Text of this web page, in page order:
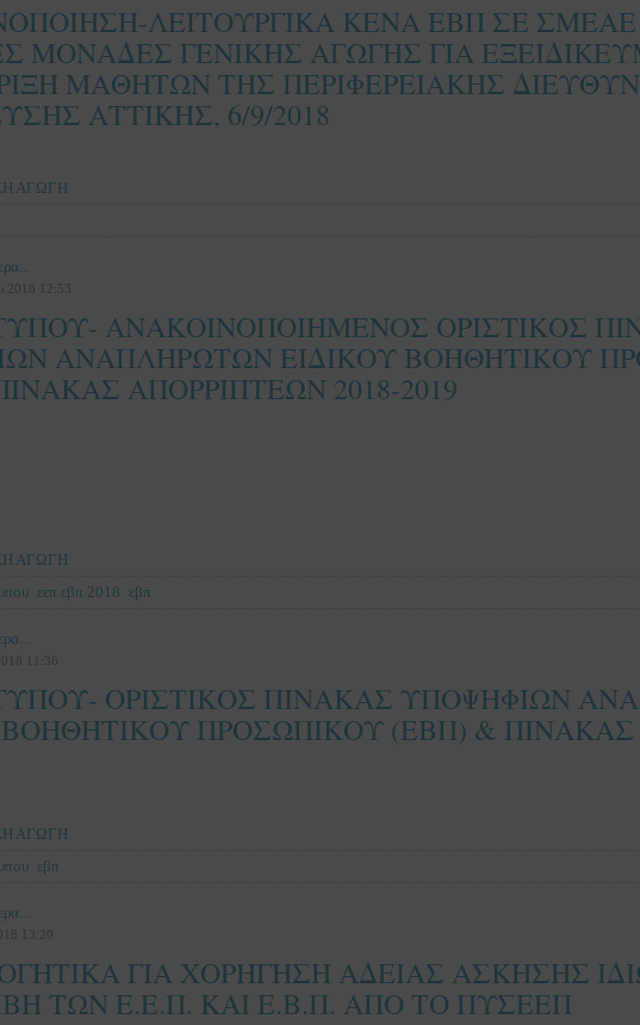
ΛΕΙΤΟΥΡΓΙΚΑ ΚΕΝΑ ΕΒΠ ΣΕ ΣΜΕΑΕ
ΜΟΝΑΔΕΣ ΓΕΝΙΚΗΣ ΑΓΩΓΗΣ ΓΙΑ
ΜΑΘΗΤΩΝ ΤΗΣ ΠΕΡΙΦΕΡΕΙΑΚΗΣ
ΑΤΤΙΚΗΣ, 6/9/2018
ΑΓΩΓΗ
2018 12:53
ΑΝΑΚΟΙΝΟΠΟΙΗΜΕΝΟΣ ΟΡΙΣΤΙΚΟΣ
ΑΝΑΠΛΗΡΩΤΩΝ ΕΙΔΙΚΟΥ ΒΟΗΘΗΤΙΚΟΥ
ΑΠΟΡΡΙΠΤΕΩΝ 2018-2019
ΑΓΩΓΗ
εεπ εβπ 2018 εβπ
11:36
ΟΡΙΣΤΙΚΟΣ ΠΙΝΑΚΑΣ ΥΠΟΨΗΦΙΩΝ
ΒΟΗΘΗΤΙΚΟΥ ΠΡΟΣΩΠΙΚΟΥ (ΕΒΠ) &
ΑΓΩΓΗ
εβπ
13:20
ΓΙΑ ΧΟΡΗΓΗΣΗ ΑΔΕΙΑΣ ΑΣΚΗΣΗΣ
ΤΩΝ Ε.Ε.Π. ΚΑΙ Ε.Β.Π. ΑΠΟ ΤΟ ΠΥΣΕΕΠ